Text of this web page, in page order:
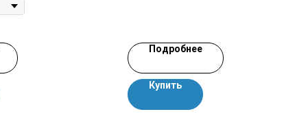
Подробнее
Купить